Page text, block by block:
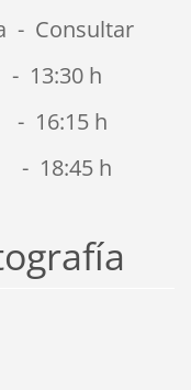
h
h
h